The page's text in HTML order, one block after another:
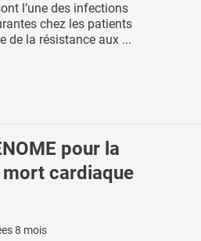
l’une des infections
chez les patients
de la résistance aux ...
pour la
cardiaque
8 mois